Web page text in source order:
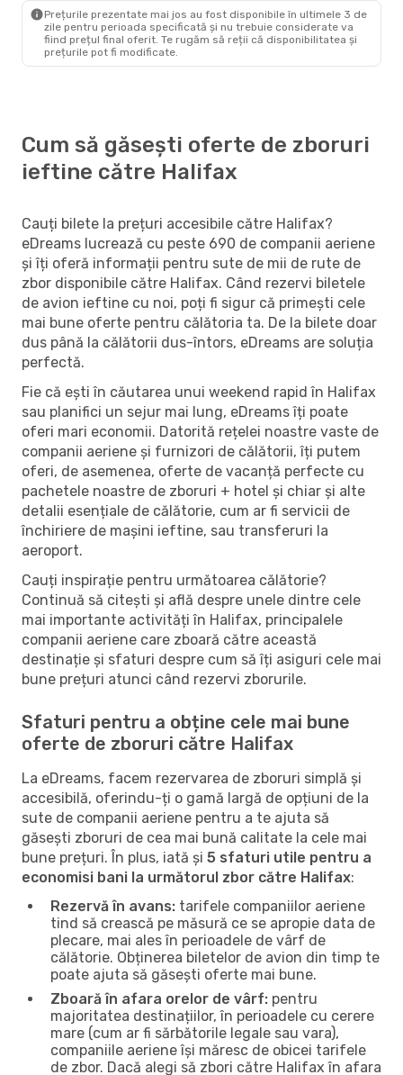
Prețurile prezentate mai jos au fost disponibile în ultimele 3 de
zile pentru perioada specificată și nu trebuie considerate va
fiind prețul final oferit. Te rugăm să reții că disponibilitatea și
prețurile pot fi modificate.
Cum să găsești oferte de zboruri
ieftine către Halifax
Cauți bilete la prețuri accesibile către Halifax?
eDreams lucrează cu peste 690 de companii aeriene
și îți oferă informații pentru sute de mii de rute de
zbor disponibile către Halifax. Când rezervi biletele
de avion ieftine cu noi, poți fi sigur că primești cele
mai bune oferte pentru călătoria ta. De la bilete doar
dus până la călătorii dus-întors, eDreams are soluția
perfectă.
Fie că ești în căutarea unui weekend rapid în Halifax
sau planifici un sejur mai lung, eDreams îți poate
oferi mari economii. Datorită rețelei noastre vaste de
companii aeriene și furnizori de călătorii, îți putem
oferi, de asemenea, oferte de vacanță perfecte cu
pachetele noastre de zboruri + hotel și chiar și alte
detalii esențiale de călătorie, cum ar fi servicii de
închiriere de mașini ieftine, sau transferuri la
aeroport.
Cauți inspirație pentru următoarea călătorie?
Continuă să citești și află despre unele dintre cele
mai importante activități în Halifax, principalele
companii aeriene care zboară către această
destinație și sfaturi despre cum să îți asiguri cele mai
bune prețuri atunci când rezervi zborurile.
Sfaturi pentru a obține cele mai bune
oferte de zboruri către Halifax
La eDreams, facem rezervarea de zboruri simplă și
accesibilă, oferindu-ți o gamă largă de opțiuni de la
sute de companii aeriene pentru a te ajuta să
găsești zboruri de cea mai bună calitate la cele mai
bune prețuri. În plus, iată și 5 sfaturi utile pentru a
economisi bani la următorul zbor către Halifax:
Rezervă în avans: tarifele companiilor aeriene
tind să crească pe măsură ce se apropie data de
plecare, mai ales în perioadele de vârf de
călătorie. Obținerea biletelor de avion din timp te
poate ajuta să găsești oferte mai bune.
Zboară în afara orelor de vârf: pentru
majoritatea destinațiilor, în perioadele cu cerere
mare (cum ar fi sărbătorile legale sau vara),
companiile aeriene își măresc de obicei tarifele
de zbor. Dacă alegi să zbori către Halifax în afara